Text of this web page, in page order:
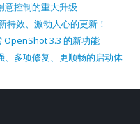
意控制的重大升级
效、激动人心的更新！
3.3 的新功能
多项修复、更顺畅的启动体